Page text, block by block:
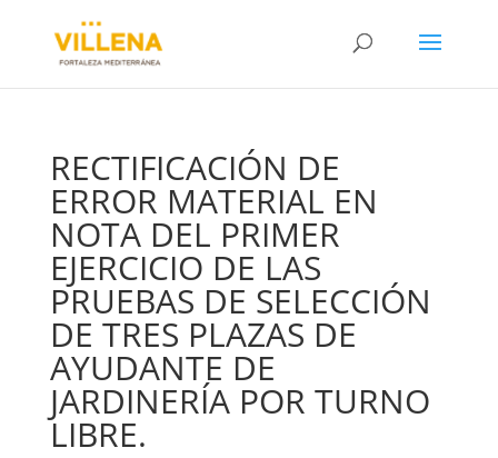
RECTIFICACIÓN DE
ERROR MATERIAL EN
NOTA DEL PRIMER
EJERCICIO DE LAS
PRUEBAS DE SELECCIÓN
DE TRES PLAZAS DE
AYUDANTE DE
JARDINERÍA POR TURNO
LIBRE.